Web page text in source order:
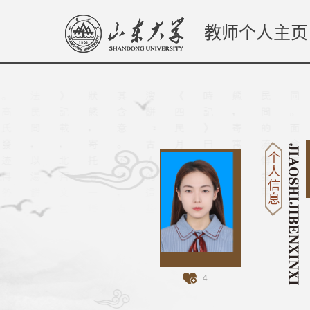
教师个人主页
4
个
人
信
息